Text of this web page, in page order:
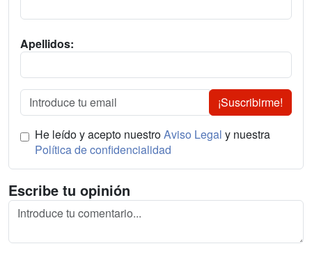
Apellidos:
¡Suscribirme!
He leído y acepto nuestroAviso Legal y nuestra
Política de confidencialidad
Escribe tu opinión